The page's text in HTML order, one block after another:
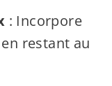
: Incorpore
restant au